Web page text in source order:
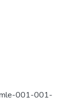
001-001-